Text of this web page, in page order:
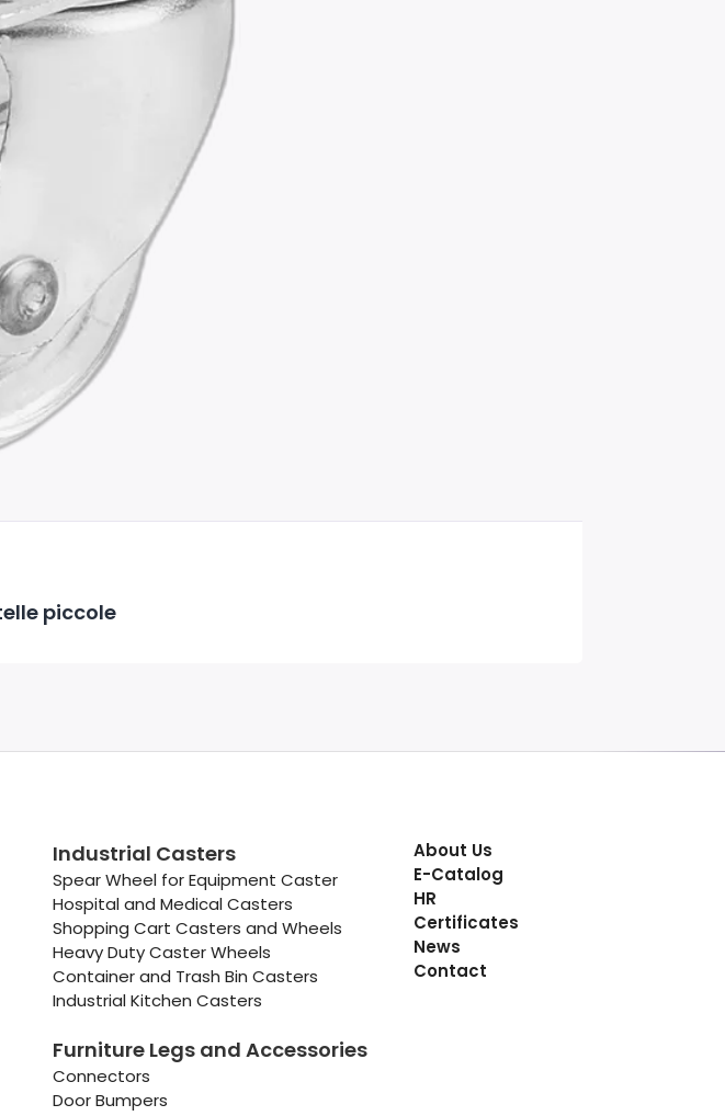
piccole
Industrial Casters
Spear Wheel for Equipment Caster
Hospital and Medical Casters
Shopping Cart Casters and Wheels
Heavy Duty Caster Wheels
Container and Trash Bin Casters
Industrial Kitchen Casters
Furniture Legs and Accessories
Connectors
Door Bumpers
About Us
E-Catalog
HR
Certificates
News
Contact